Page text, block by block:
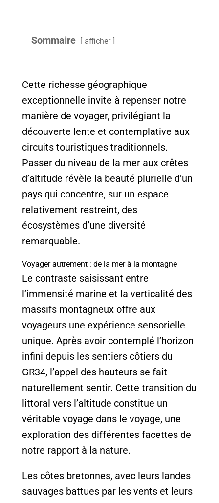
Sommaire afficher
Cette richesse géographique
exceptionnelle invite à repenser notre
manière de voyager, privilégiant la
découverte lente et contemplative aux
circuits touristiques traditionnels.
Passer du niveau de la mer aux crêtes
d’altitude révèle la beauté plurielle d’un
pays qui concentre, sur un espace
relativement restreint, des
écosystèmes d’une diversité
remarquable.
Voyager autrement : de la mer à la montagne
Le contraste saisissant entre
l’immensité marine et la verticalité des
massifs montagneux offre aux
voyageurs une expérience sensorielle
unique. Après avoir contemplé l’horizon
infini depuis les sentiers côtiers du
GR34, l’appel des hauteurs se fait
naturellement sentir. Cette transition du
littoral vers l’altitude constitue un
véritable voyage dans le voyage, une
exploration des différentes facettes de
notre rapport à la nature.
Les côtes bretonnes, avec leurs landes
sauvages battues par les vents et leurs